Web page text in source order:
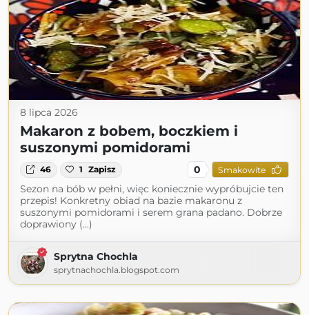
8 lipca 2026
Makaron z bobem, boczkiem i
suszonymi pomidorami
46 1 Zapisz 0 Smakowite
Sezon na bób w pełni, więc koniecznie wypróbujcie ten
przepis! Konkretny obiad na bazie makaronu z
suszonymi pomidorami i serem grana padano. Dobrze
doprawiony (...)
Sprytna Chochla
sprytnachochla.blogspot.com